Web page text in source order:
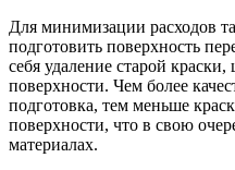
Для минимизации расходов
подготовить поверхность
себя удаление старой
поверхности. Чем более
подготовка, тем меньше
поверхности, что в свою
материалах.